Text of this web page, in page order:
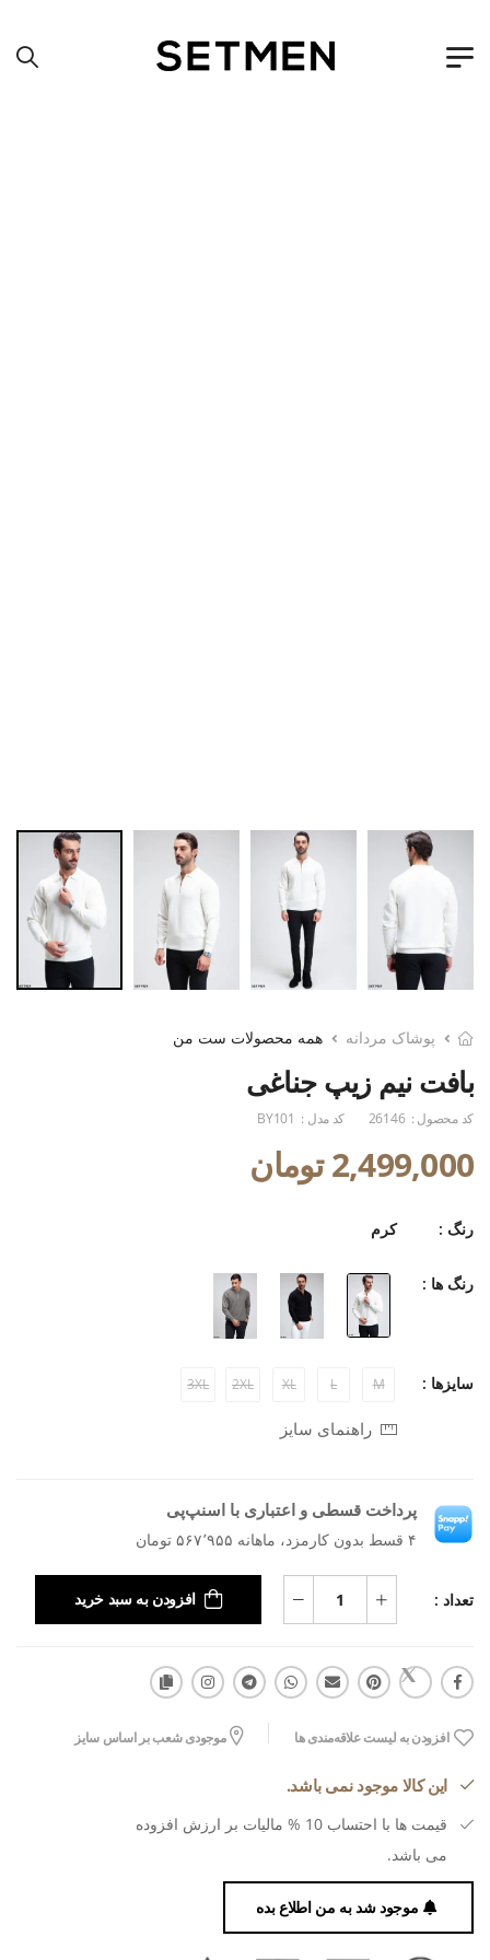
پوشاک مردانه همه محصولات ست من
بافت نیم زیپ جناغی
کد محصول : 26146 کد مدل : BY101
2,499,000 تومان
رنگ : کرم
رنگ ها :
سایزها : M
L
XL
2XL
3XL
راهنمای سایز
پرداخت قسطی و اعتباری با اسنپ‌پی
۴ قسط بدون کارمزد، ماهانه ۵۶۷٬۹۵۵ تومان
تعداد : افزودن به سبد خرید
افزودن به لیست علاقه‌مندی ها موجودی شعب بر اساس سایز
این کالا موجود نمی باشد.
قیمت ها با احتساب 10 % مالیات بر ارزش افزوده
می باشد.
موجود شد به من اطلاع بده